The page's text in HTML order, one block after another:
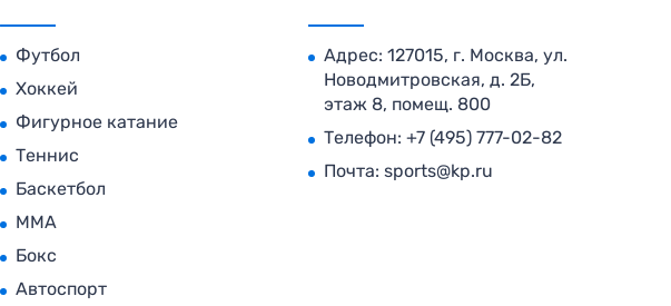
Футбол
Хоккей
Фигурное катание
Теннис
Баскетбол
MMA
Бокс
Автоспорт
Адрес: 127015, г. Москва, ул.
Новодмитровская, д. 2Б,
этаж 8, помещ. 800
Телефон: +7 (495) 777-02-82
Почта: sports@kp.ru